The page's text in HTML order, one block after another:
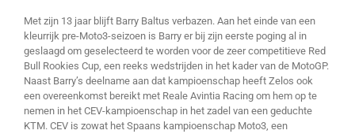
Met zijn 13 jaar blijft Barry Baltus verbazen. Aan het einde van een
kleurrijk pre-Moto3-seizoen is Barry er bij zijn eerste poging al in
geslaagd om geselecteerd te worden voor de zeer competitieve Red
Bull Rookies Cup, een reeks wedstrijden in het kader van de MotoGP.
Naast Barry’s deelname aan dat kampioenschap heeft Zelos ook
een overeenkomst bereikt met Reale Avintia Racing om hem op te
nemen in het CEV-kampioenschap in het zadel van een geduchte
KTM. CEV is zowat het Spaans kampioenschap Moto3, een